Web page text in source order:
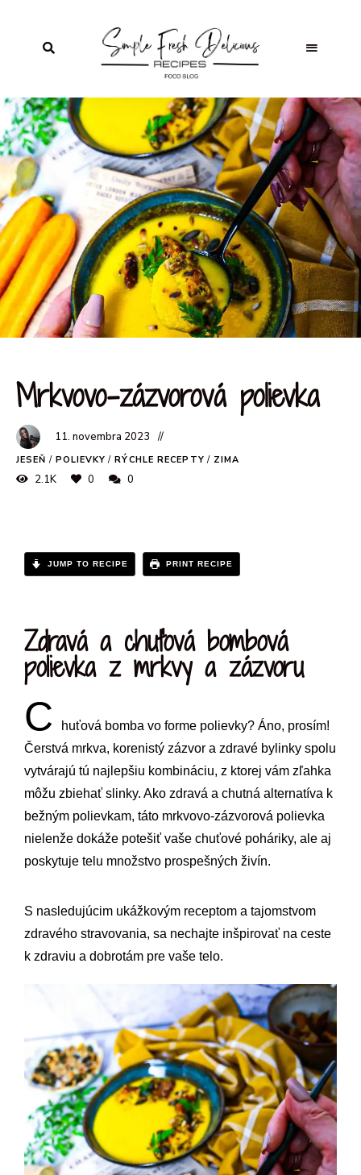
Mrkvovo-zázvorová polievka
11. novembra 2023
JESEŇ / POLIEVKY / RÝCHLE RECEPTY / ZIMA
2.1K 0 0
JUMP TO RECIPE PRINT RECIPE
Zdravá a chuťová bombová
polievka z mrkvy a zázvoru
C
huťová bomba vo forme polievky? Áno, prosím!
Čerstvá mrkva, korenistý zázvor a zdravé bylinky spolu
vytvárajú tú najlepšiu kombináciu, z ktorej vám zľahka
môžu zbiehať slinky. Ako zdravá a chutná alternatíva k
bežným polievkam, táto mrkvovo-zázvorová polievka
nielenže dokáže potešiť vaše chuťové poháriky, ale aj
poskytuje telu množstvo prospešných živín.
S nasledujúcim ukážkovým receptom a tajomstvom
zdravého stravovania, sa nechajte inšpirovať na ceste
k zdraviu a dobrotám pre vaše telo.